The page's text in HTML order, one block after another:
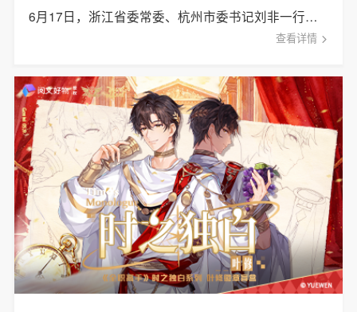
6月17日，浙江省委常委、杭州市委书记刘非一行赴杭州游卡网络技术有限公司开展专题调研。
查看详情